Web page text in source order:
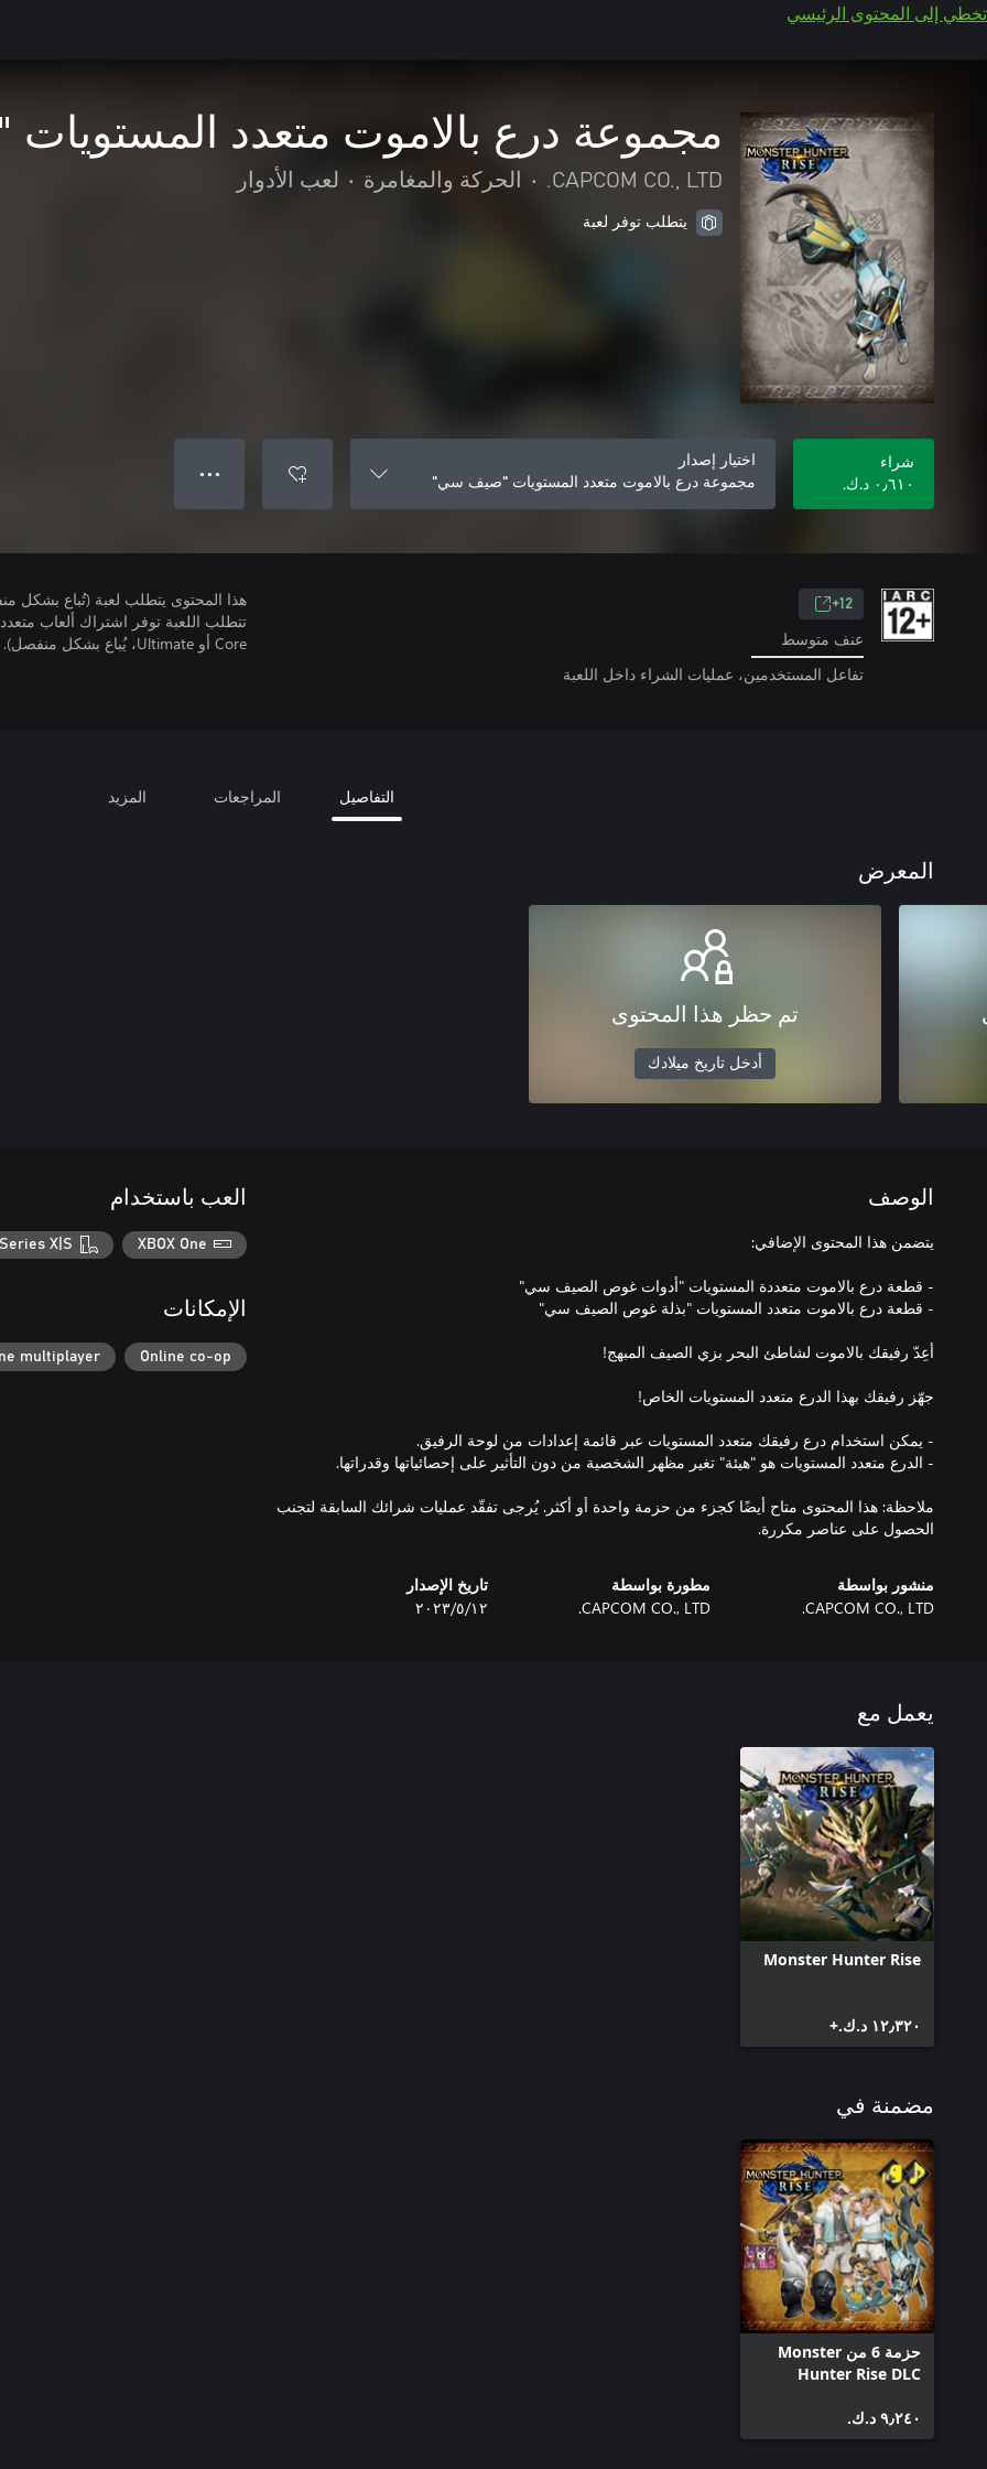
تخطي إلى المحتوى الرئيسي
مجموعة درع بالاموت متعدد
CAPCOM CO., LTD.
• الحركة والمغامرة • لعب الأدوار
يتطلب توفر لعبة
شراء
٠٫٦١٠ د.ك.‏
اختيار إصدار
مجموعة درع بالاموت متعدد المستويات "صيف سي"
● ● ●
12+
عنف متوسط
تفاعل المستخدمين، عمليات الشراء داخل اللعبة
هذا المحتوى يتطلب لعبة (تُباع بشكل
Core أو Ultimate، يُباع بشكل منفصل).
التفاصيل المراجعات المزيد
المعرض
تم حظر هذا المحتوى
أدخل تاريخ ميلادك
الوصف
ملاحظة: هذا المحتوى متاح أيضًا كجزء من حزمة واحدة أو أكثر. يُرجى تفقّد عمليات شرائك السابقة لتجنب
الحصول على عناصر مكررة.
منشور بواسطة
CAPCOM CO., LTD.
مطورة بواسطة
CAPCOM CO., LTD.
تاريخ الإصدار
١٢‏/٥‏/٢٠٢٣
العب باستخدام
XBOX One
X|S
الإمكانات
Online co-op
multiplayer
يعمل مع
Monster Hunter Rise
١٢٫٣٢٠ د.ك.‏+
مضمنة في
حزمة 6 من Monster
Hunter Rise DLC
٩٫٢٤٠ د.ك.‏